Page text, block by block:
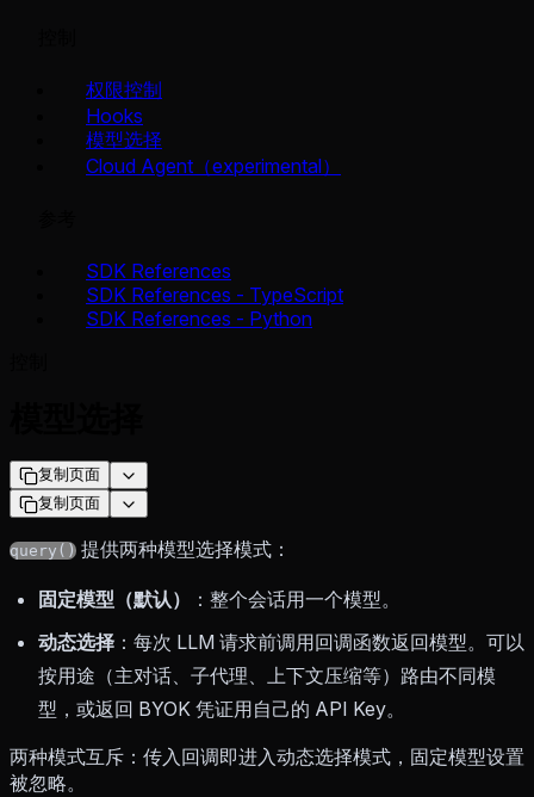
权限控制
Hooks
模型选择
Cloud Agent（experimental）
SDK References
SDK References - TypeScript
SDK References - Python
复制页面
复制页面
query() 提供两种模型选择模式：
固定模型（默认）
：整个会话用一个模型。
动态选择 ：每次 LLM 请求前调用回调函数返回模型。可以
按用途（主对话、子代理、上下文压缩等）路由不同模
型，或返回 BYOK 凭证用自己的 API Key。
两种模式互斥：传入回调即进入动态选择模式，固定模型设置
被忽略。